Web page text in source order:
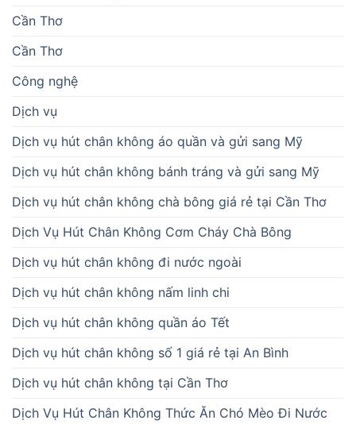
Cần Thơ
Cần Thơ
Công nghệ
Dịch vụ
Dịch vụ hút chân không áo quần và gửi sang Mỹ
Dịch vụ hút chân không bánh tráng và gửi sang Mỹ
Dịch vụ hút chân không chà bông giá rẻ tại Cần Thơ
Dịch Vụ Hút Chân Không Cơm Cháy Chà Bông
Dịch vụ hút chân không đi nước ngoài
Dịch vụ hút chân không nấm linh chi
Dịch vụ hút chân không quần áo Tết
Dịch vụ hút chân không số 1 giá rẻ tại An Bình
Dịch vụ hút chân không tại Cần Thơ
Dịch Vụ Hút Chân Không Thức Ăn Chó Mèo Đi Nước